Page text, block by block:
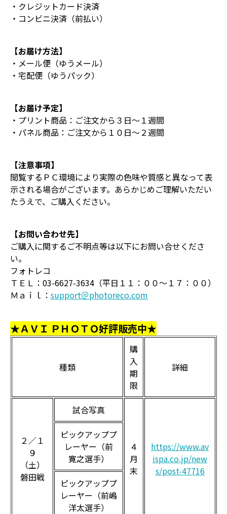
・クレジットカード決済
・コンビニ決済（前払い）
【お届け方法】
・メール便（ゆうメール）
・宅配便（ゆうパック）
【お届け予定】
・プリント商品：ご注文から３日～１週間
・パネル商品：ご注文から１０日～２週間
【注意事項】
閲覧するＰＣ環境により実際の色味や質感と異なって表
示される場合がございます。あらかじめご理解いただい
たうえで、ご購入ください。
【お問い合わせ先】
ご購入に関するご不明点等は以下にお問い合せくださ
い。
フォトレコ
ＴＥＬ：03-6627-3634（平日１１：００～１７：００）
Ｍａｉｌ： support＠photoreco.com
★ＡＶＩ ＰＨＯＴＯ好評販売中★
種類
購
入
期
限
詳細
２／１
９
（土）
磐田戦
試合写真
４
月
末
https://www.av
ispa.co.jp/new
s/post-47716
ピックアッププ
レーヤー（前
寛之選手）
ピックアッププ
レーヤー（前嶋
洋太選手）